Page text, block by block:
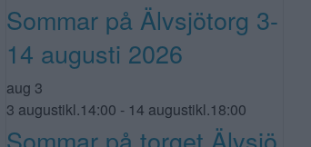
Sommar på Älvsjötorg 3-
14 augusti 2026
aug 3
3 augustikl.14:00 - 14 augustikl.18:00